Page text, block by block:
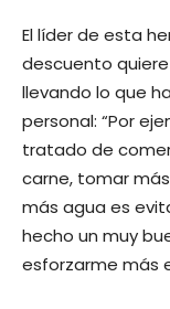
El líder de esta
descuento
llevando lo que
personal: “Por
tratado de
carne, tomar
más agua es
hecho un muy
esforzarme más